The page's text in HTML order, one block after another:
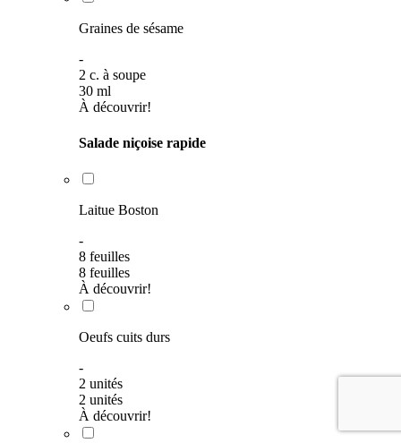
Graines de sésame
-
2 c. à soupe
30 ml
À découvrir!
Salade niçoise rapide
Laitue Boston
-
8 feuilles
8 feuilles
À découvrir!
Oeufs cuits durs
-
2 unités
2 unités
À découvrir!